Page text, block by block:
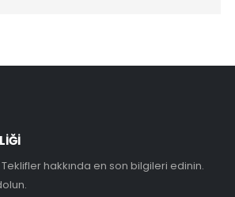
Teklifler hakkında en son bilgileri edinin.